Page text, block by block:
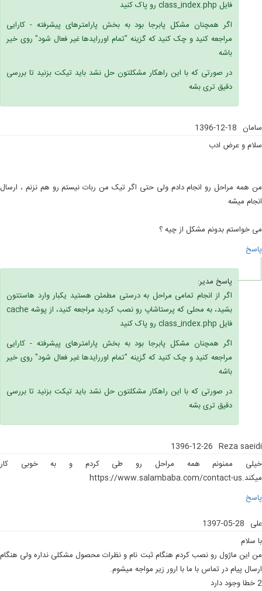
فایل class_index.php رو پاک کنید
اگر همچنان مشکل پابرجا بود به بخش پارامترهای پیشرفته - کارایی
مراجعه کنید و چک کنید که گزینه "تمام اوررایدها غیر فعال شود" روی خیر
باشه
در صورتی که با این راهکار مشکلتون حل نشد باید تیکت بزنید تا بررسی
دقیق تری بشه
سامان 1396-12-18
سلام و عرض ادب
من همه مراحل رو انجام دادم ولی حتی اگر تیک من ربات نیستم رو هم نزنم ، ارسال
انجام میشه
می خواستم بدونم مشکل از چیه ؟
پاسخ
پاسخ مدیر:
اگر از انجام تمامی مراحل به درستی مطمئن هستید یکبار وارد هاستتون
بشید، به محلی که پرستاشاپ رو نصب کردید مراجعه کنید، از پوشه cache
فایل class_index.php رو پاک کنید
اگر همچنان مشکل پابرجا بود به بخش پارامترهای پیشرفته - کارایی
مراجعه کنید و چک کنید که گزینه "تمام اوررایدها غیر فعال شود" روی خیر
باشه
در صورتی که با این راهکار مشکلتون حل نشد باید تیکت بزنید تا بررسی
دقیق تری بشه
Reza saeidi
1396-12-26
خیلی ممنونم همه مراحل رو طی کردم و به خوبی کار
میکند.https://www.salambaba.com/contact-us
پاسخ
علی 1397-05-28
با سلام
من این ماژول رو نصب کردم هنگام ثبت نام و نظرات محصول مشکلی نداره ولی هنگام
ارسال پیام در تماس با ما با ارور زیر مواجه میشوم.
2 خطا وجود دارد